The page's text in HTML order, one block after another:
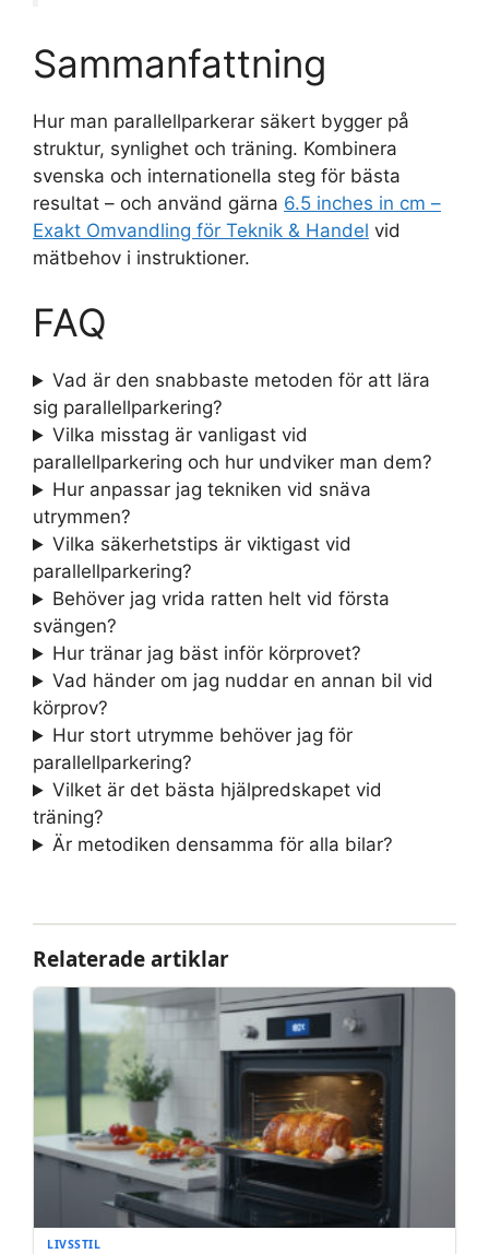
Sammanfattning
Hur man parallellparkerar säkert bygger på
struktur, synlighet och träning. Kombinera
svenska och internationella steg för bästa
resultat – och använd gärna 6.5 inches in cm –
Exakt Omvandling för Teknik & Handel vid
mätbehov i instruktioner.
FAQ
Vad är den snabbaste metoden för att lära
sig parallellparkering?
Vilka misstag är vanligast vid
parallellparkering och hur undviker man dem?
Hur anpassar jag tekniken vid snäva
utrymmen?
Vilka säkerhetstips är viktigast vid
parallellparkering?
Behöver jag vrida ratten helt vid första
svängen?
Hur tränar jag bäst inför körprovet?
Vad händer om jag nuddar en annan bil vid
körprov?
Hur stort utrymme behöver jag för
parallellparkering?
Vilket är det bästa hjälpredskapet vid
träning?
Är metodiken densamma för alla bilar?
Relaterade artiklar
LIVSSTIL